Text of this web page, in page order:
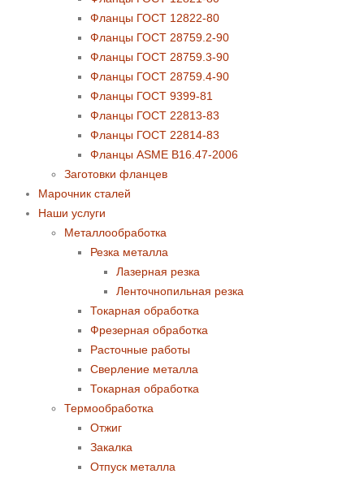
Фланцы ГОСТ 12822-80
Фланцы ГОСТ 28759.2-90
Фланцы ГОСТ 28759.3-90
Фланцы ГОСТ 28759.4-90
Фланцы ГОСТ 9399-81
Фланцы ГОСТ 22813-83
Фланцы ГОСТ 22814-83
Фланцы ASME B16.47-2006
Заготовки фланцев
Марочник сталей
Наши услуги
Металлообработка
Резка металла
Лазерная резка
Ленточнопильная резка
Токарная обработка
Фрезерная обработка
Расточные работы
Сверление металла
Токарная обработка
Термообработка
Отжиг
Закалка
Отпуск металла